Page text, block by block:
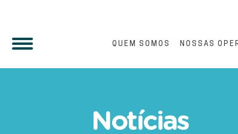
QUEM SOMOS NOSSAS
Notícias